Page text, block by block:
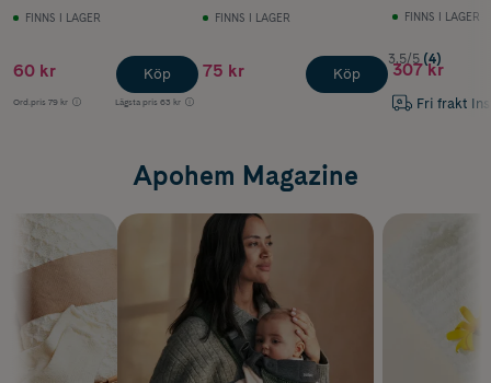
FINNS I LAGER
60 kr
Ord.pris 79 kr Lägsta pris 63 kr
Köp
FINNS I LAGER
75 kr Köp
FINNS I LAGER
3.5/5 (4)
307 kr
Fri frakt
Apohem Magazine